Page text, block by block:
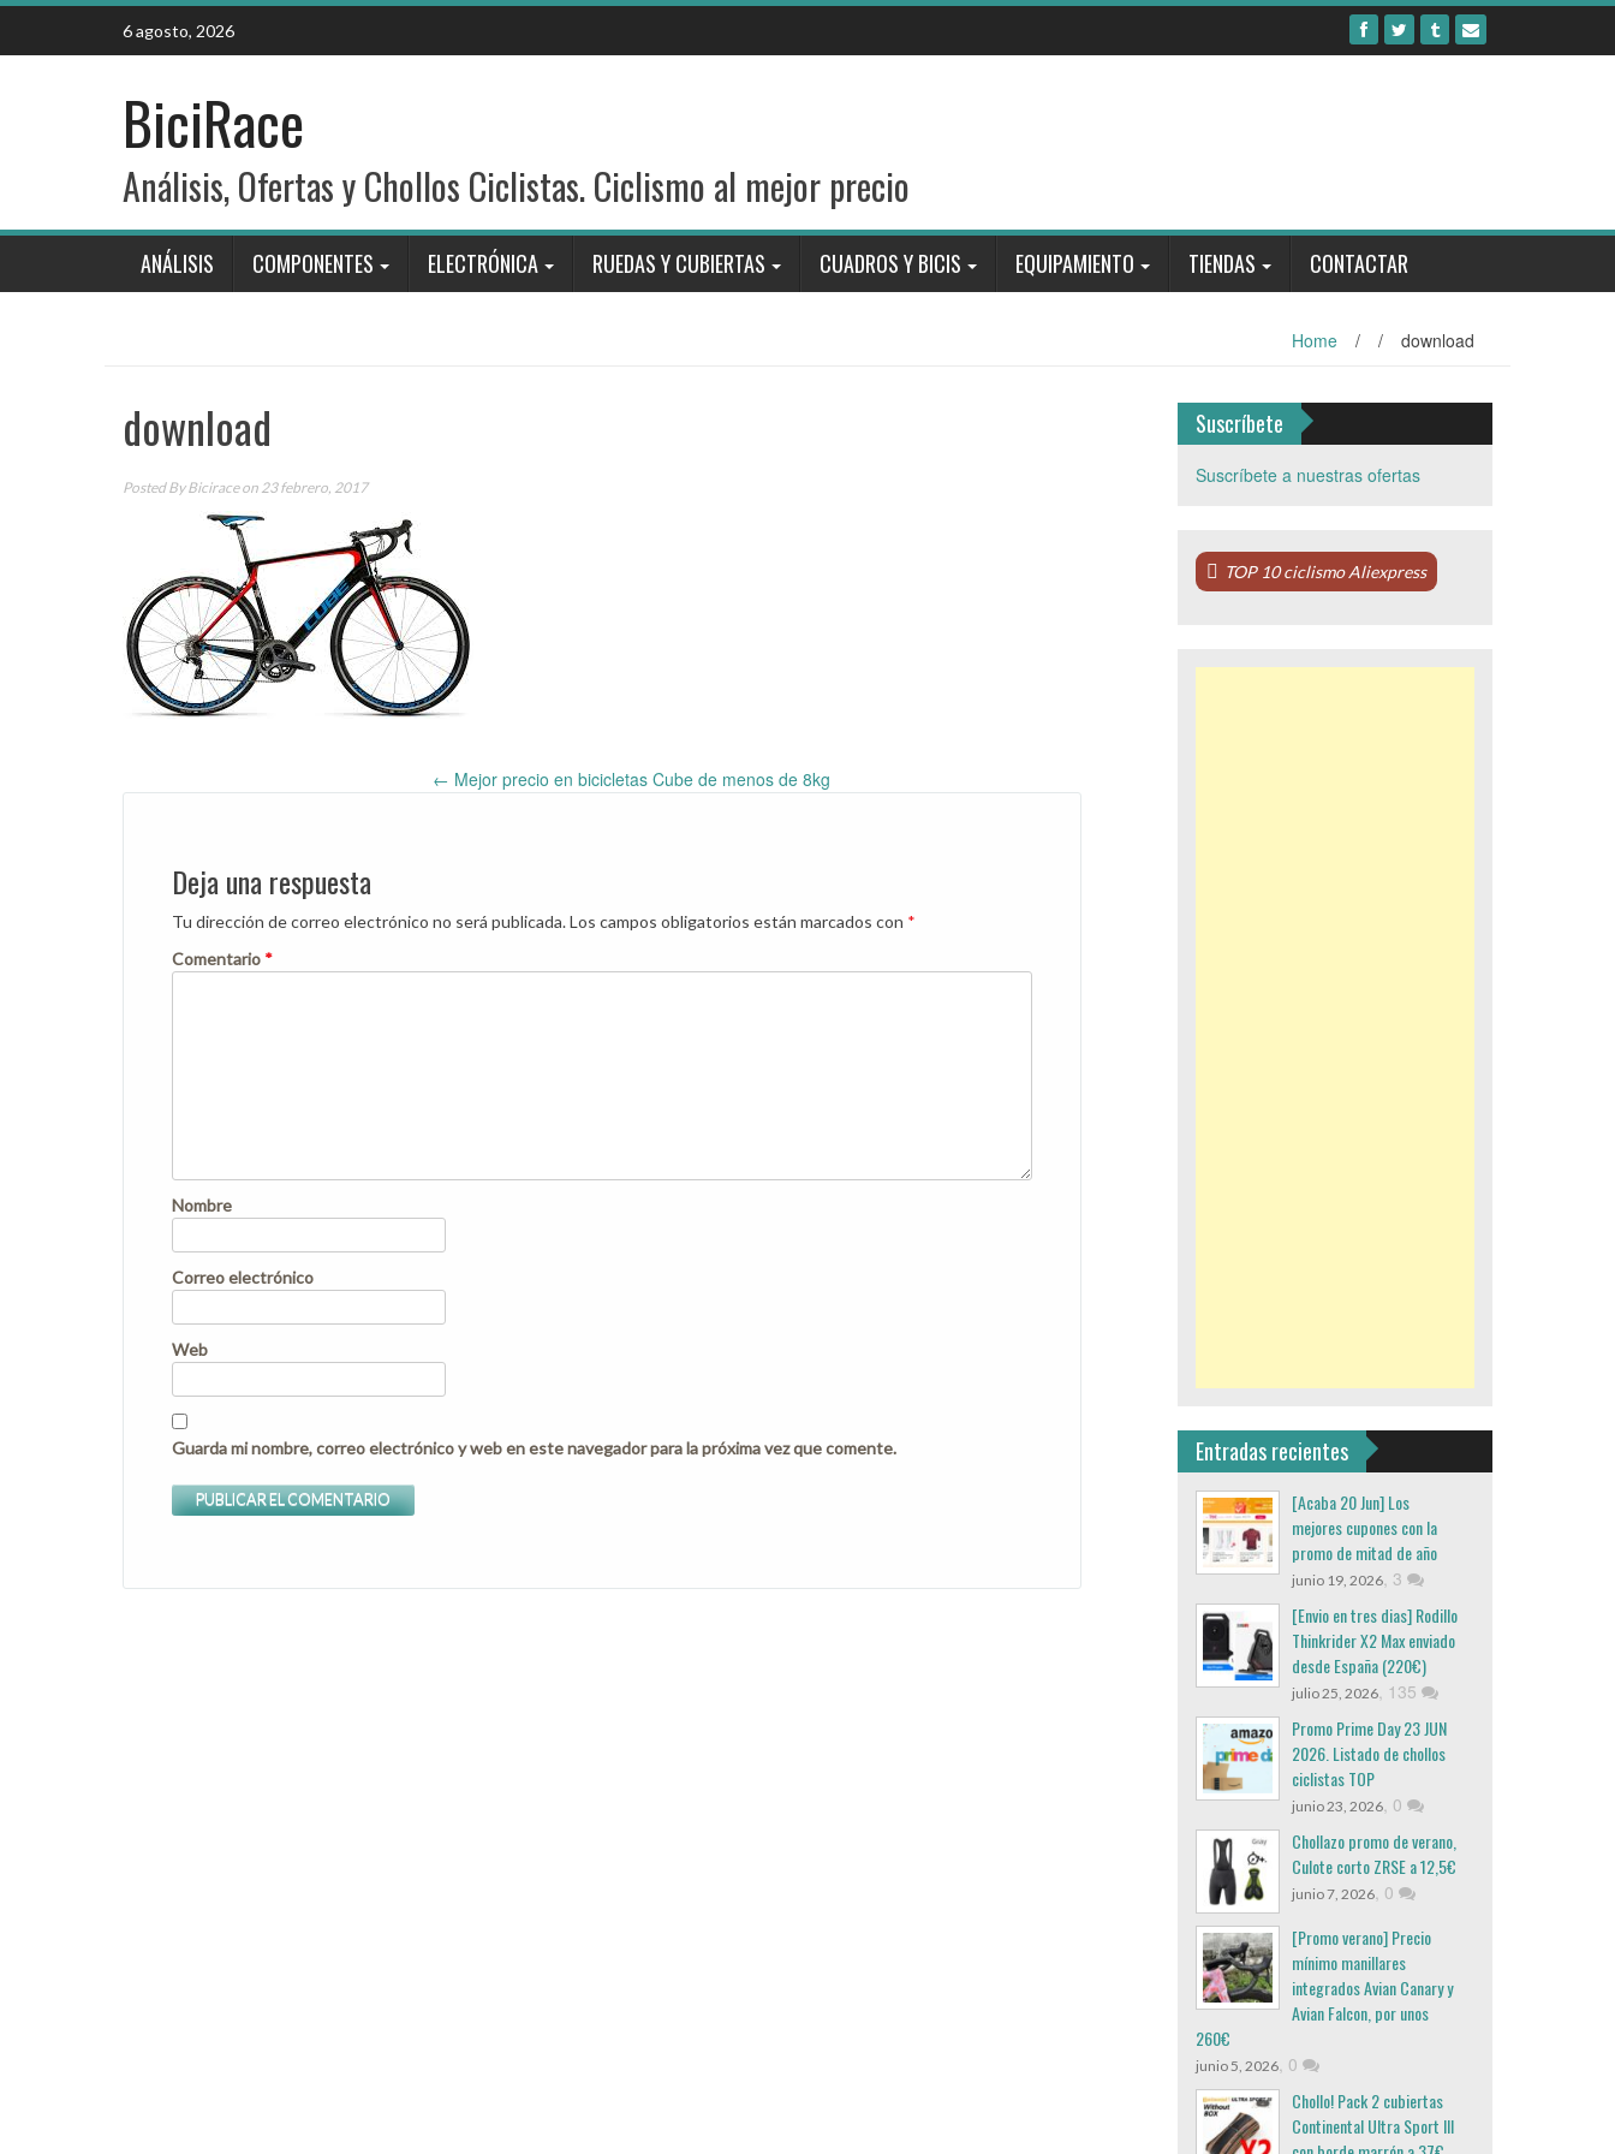
Skip
content
6 agosto, 2026
BiciRace
Análisis, Ofertas y Chollos Ciclistas. Ciclismo al mejor precio
ANÁLISIS COMPONENTES ELECTRÓNICA RUEDAS Y CUBIERTAS CUADROS Y BICIS EQUIPAMIENTO TIENDAS CONTACTAR
Home / / download
download
Posted ByBiciraceon 23 febrero, 2017
Post
navigation
← Mejor precio en bicicletas Cube de menos de 8kg
Deja una respuesta
Tu dirección de correo electrónico no será publicada.Los campos obligatorios están marcados con *
Comentario *
Nombre
Correo electrónico
Web
Guarda mi nombre, correo electrónico y web en este navegador para la próxima vez que comente.
Suscríbete
Suscríbete a nuestras ofertas
TOP 10 ciclismo Aliexpress
Entradas recientes
[Acaba 20 Jun] Los
mejores cupones con la
promo de mitad de año
junio 19, 2026, 3
[Envio en tres dias] Rodillo
Thinkrider X2 Max enviado
desde España (220€)
julio 25, 2026, 135
Promo Prime Day 23 JUN
2026. Listado de chollos
ciclistas TOP
junio 23, 2026, 0
Chollazo promo de verano,
Culote corto ZRSE a 12,5€
junio 7, 2026, 0
[Promo verano] Precio
mínimo manillares
integrados Avian Canary y
Avian Falcon, por unos
260€
junio 5, 2026, 0
Chollo! Pack 2 cubiertas
Continental Ultra Sport III